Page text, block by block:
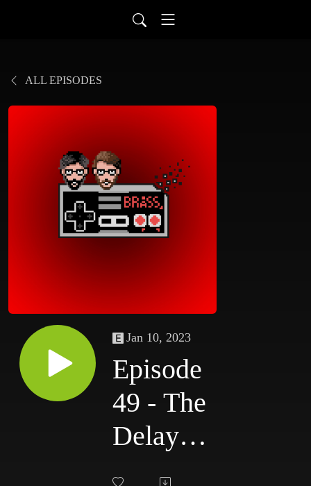
ALL EPISODES
Jan 10, 2023
Episode
49 - The
Delayed
Bråss